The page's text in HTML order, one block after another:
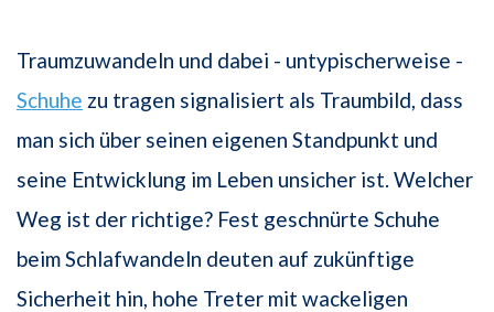
Traumzuwandeln und dabei - untypischerweise -
Schuhe zu tragen signalisiert als Traumbild, dass
man sich über seinen eigenen Standpunkt und
seine Entwicklung im Leben unsicher ist. Welcher
Weg ist der richtige? Fest geschnürte Schuhe
beim Schlafwandeln deuten auf zukünftige
Sicherheit hin, hohe Treter mit wackeligen